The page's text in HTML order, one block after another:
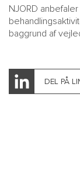
NJORD
baggrund af
DEL PÅ